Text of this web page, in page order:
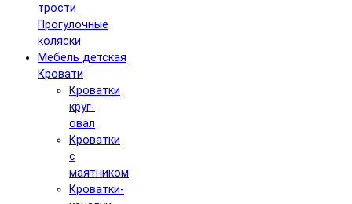
трости
Прогулочные
коляски
Мебель детская
Кровати
Кроватки
круг-
овал
Кроватки
с
маятником
Кроватки-